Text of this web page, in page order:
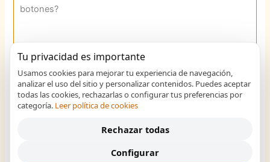
¿Por qué mi lavadora no responde a algunos
botones?
Averías y fallos frecuentes
Explora las causas por las que los botones de la lavadora
electrónica,lavadora ,reparación
Tu privacidad es importante
Usamos cookies para mejorar tu experiencia de navegación,
analizar el uso del sitio y personalizar contenidos. Puedes aceptar
todas las cookies, rechazarlas o configurar tus preferencias por
categoría. Leer política de cookies
Rechazar todas
Configurar